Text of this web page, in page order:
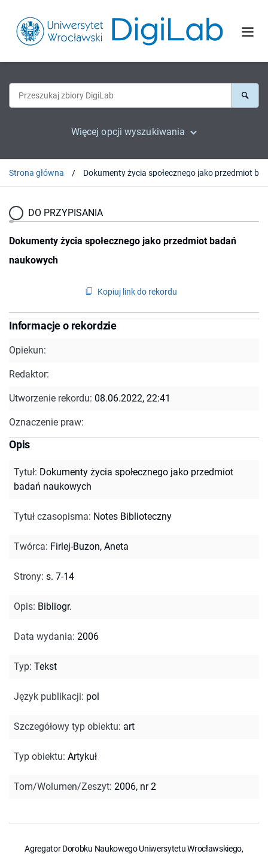
Więcej opcji wyszukiwania
Strona główna
DO PRZYPISANIA
Dokumenty życia społecznego jako przedmiot badań
naukowych
Kopiuj link do rekordu
Informacje o rekordzie
Opiekun:
Redaktor:
Utworzenie rekordu: 08.06.2022, 22:41
Oznaczenie praw:
Opis
Tytuł: Dokumenty życia społecznego jako przedmiot
badań naukowych
Tytuł czasopisma: Notes Biblioteczny
Twórca: Firlej-Buzon, Aneta
Strony: s. 7-14
Opis: Bibliogr.
Data wydania: 2006
Typ: Tekst
Język publikacji: pol
Szczegółowy typ obiektu: art
Typ obiektu: Artykuł
Tom/Wolumen/Zeszyt: 2006, nr 2
Agregator Dorobku Naukowego Uniwersytetu Wrocławskiego,